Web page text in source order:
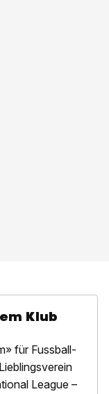
Klub
für Fussball-
League –